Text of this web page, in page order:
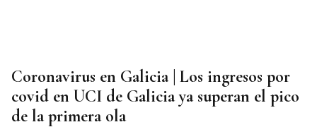
Coronavirus en Galicia | Los ingresos por
covid en UCI de Galicia ya superan el pico
de la primera ola